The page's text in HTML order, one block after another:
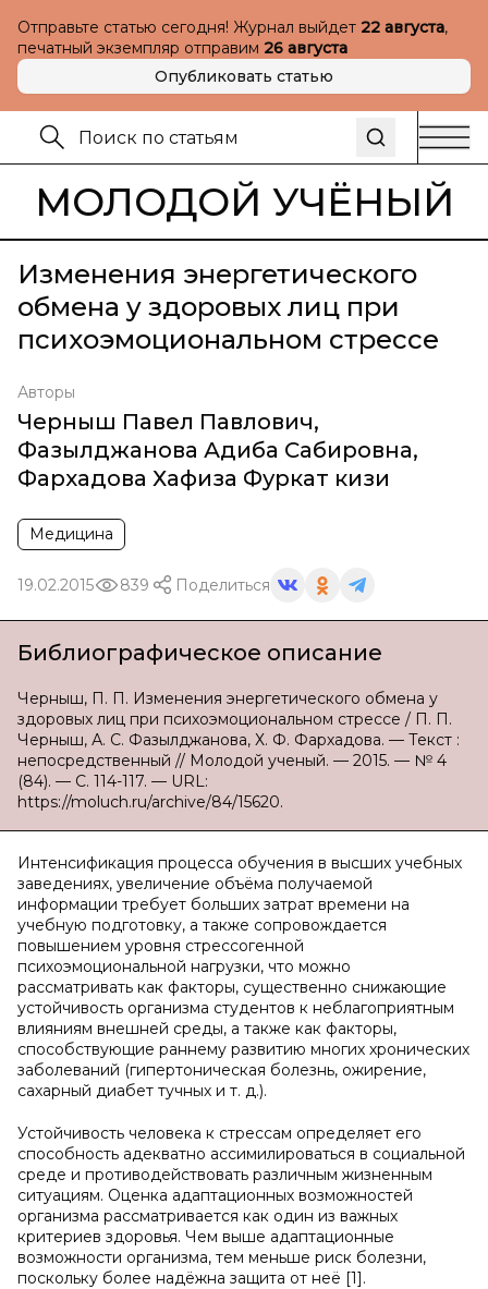
Отправьте статью сегодня! Журнал выйдет 22 августа,
печатный экземпляр отправим 26 августа
Опубликовать статью
МОЛОДОЙ УЧЁНЫЙ
Изменения энергетического
обмена у здоровых лиц при
психоэмоциональном стрессе
Авторы
Черныш Павел Павлович,
Фазылджанова Адиба Сабировна,
Фархадова Хафиза Фуркат кизи
Медицина
19.02.2015 839 Поделиться
Библиографическое описание
Черныш, П. П. Изменения энергетического обмена у
здоровых лиц при психоэмоциональном стрессе / П. П.
Черныш, А. С. Фазылджанова, Х. Ф. Фархадова. — Текст :
непосредственный // Молодой ученый. — 2015. — № 4
(84). — С. 114-117. — URL:
https://moluch.ru/archive/84/15620.
Интенсификация процесса обучения в высших учебных
заведениях, увеличение объёма получаемой
информации требует больших затрат времени на
учебную подготовку, а также сопровождается
повышением уровня стрессогенной
психоэмоциональной нагрузки, что можно
рассматривать как факторы, существенно снижающие
устойчивость организма студентов к неблагоприятным
влияниям внешней среды, а также как факторы,
способствующие раннему развитию многих хронических
заболеваний (гипертоническая болезнь, ожирение,
сахарный диабет тучных и т. д.).
Устойчивость человека к стрессам определяет его
способность адекватно ассимилироваться в социальной
среде и противодействовать различным жизненным
ситуациям. Оценка адаптационных возможностей
организма рассматривается как один из важных
критериев здоровья. Чем выше адаптационные
возможности организма, тем меньше риск болезни,
поскольку более надёжна защита от неё [1].